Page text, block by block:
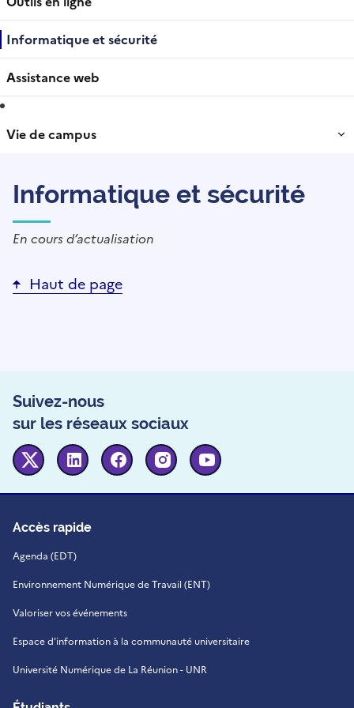
Informatique et sécurité
Assistance web
Vie de campus
Informatique et sécurité
En cours d’actualisation
Haut de page
Suivez-nous
sur les réseaux sociaux
Twitter Linkedin FacebookInstagram
Accès rapide
Agenda (EDT)
Environnement Numérique de Travail (ENT)
Valoriser vos événements
Espace d'information à la communauté universitaire
Université Numérique de La Réunion - UNR